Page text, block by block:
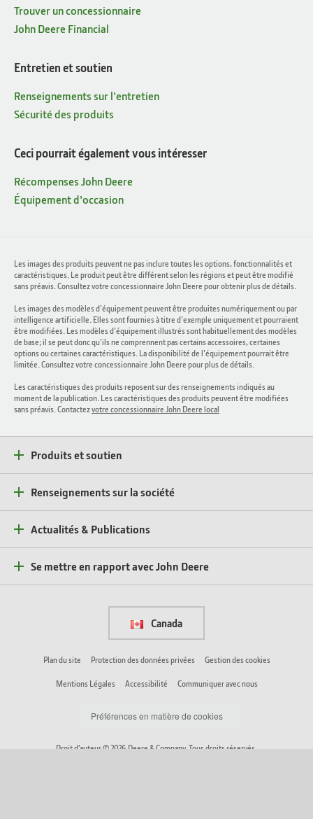
Trouver un concessionnaire
John Deere Financial
Entretien et soutien
Renseignements sur l'entretien
Sécurité des produits
Ceci pourrait également vous intéresser
Récompenses John Deere
Équipement d'occasion
Les images des produits peuvent ne pas inclure toutes les options, fonctionnalités et
caractéristiques. Le produit peut être différent selon les régions et peut être modifié
sans préavis. Consultez votre concessionnaire John Deere pour obtenir plus de détails.
Les images des modèles d'équipement peuvent être produites numériquement ou par
intelligence artificielle. Elles sont fournies à titre d'exemple uniquement et pourraient
être modifiées. Les modèles d'équipement illustrés sont habituellement des modèles
de base; il se peut donc qu'ils ne comprennent pas certains accessoires, certaines
options ou certaines caractéristiques. La disponibilité de l'équipement pourrait être
limitée. Consultez votre concessionnaire John Deere pour plus de détails.
Les caractéristiques des produits reposent sur des renseignements indiqués au
moment de la publication. Les caractéristiques des produits peuvent être modifiées
sans préavis. Contactezvotre concessionnaire John Deere local
Produits et soutien
Renseignements sur la société
Actualités & Publications
Se mettre en rapport avec John Deere
Canada
Plan du site Protection des données privées Gestion des cookies
Mentions Légales Accessibilité Communiquer avec nous
Préférences en matière de cookies
Droit d’auteur © 2026 Deere & Company. Tous droits réservés.